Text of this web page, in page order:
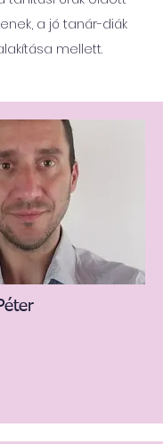
a jó tanár-diák
mellett.